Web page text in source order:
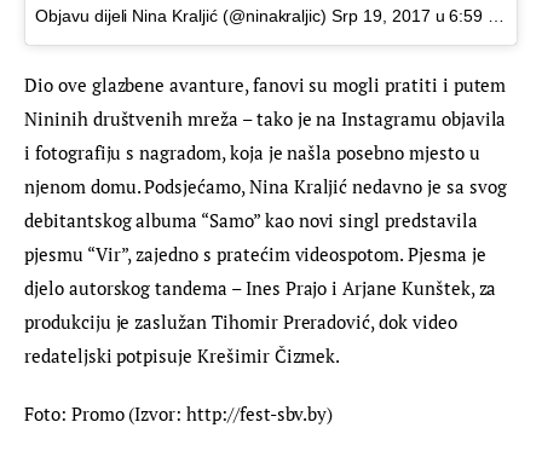
Objavu dijeli Nina Kraljić (@ninakraljic)Srp 19, 2017 u 6:59 PDT
Dio ove glazbene avanture, fanovi su mogli pratiti i putem
Nininih društvenih mreža – tako je na Instagramu objavila
i fotografiju s nagradom, koja je našla posebno mjesto u
njenom domu. Podsjećamo, Nina Kraljić nedavno je sa svog
debitantskog albuma “Samo” kao novi singl predstavila
pjesmu “Vir”, zajedno s pratećim videospotom. Pjesma je
djelo autorskog tandema – Ines Prajo i Arjane Kunštek, za
produkciju je zaslužan Tihomir Preradović, dok video
redateljski potpisuje Krešimir Čizmek.
Foto: Promo (Izvor: http://fest-sbv.by)